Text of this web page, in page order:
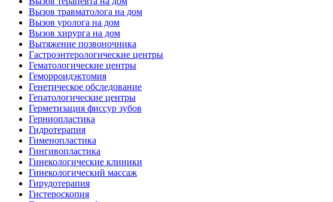
Вызов травматолога на дом
Вызов уролога на дом
Вызов хирурга на дом
Вытяжение позвоночника
Гастроэнтерологические центры
Гематологические центры
Геморроидэктомия
Генетическое обследование
Гепатологические центры
Герметизация фиссур зубов
Герниопластика
Гидротерапия
Гименопластика
Гингивопластика
Гинекологические клиники
Гинекологический массаж
Гирудотерапия
Гистероскопия